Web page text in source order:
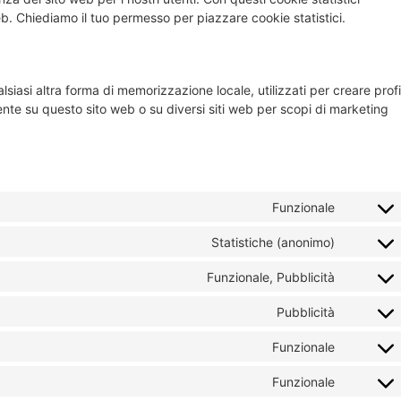
Chiediamo il tuo permesso per piazzare cookie statistici.
altra forma di memorizzazione locale, utilizzati per creare
su questo sito web o su diversi siti web per scopi di marketing
Funzionale
Statistiche (anonimo)
Funzionale, Pubblicità
Pubblicità
Funzionale
Funzionale